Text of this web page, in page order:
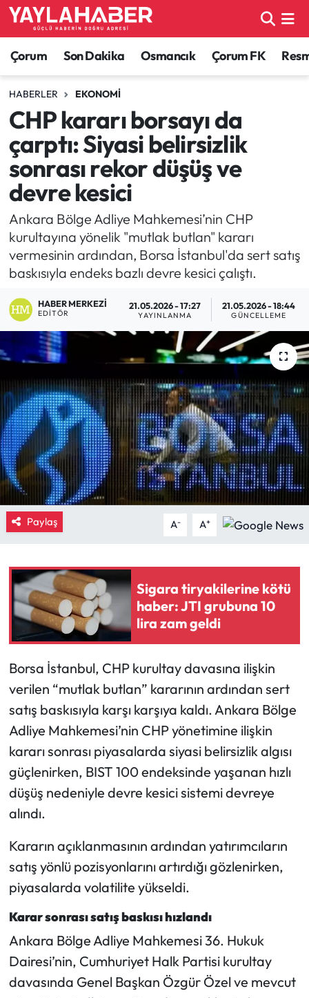
Çorum Son Dakika Osmancık Çorum FK
HABERLER EKONOMI
CHP kararı borsayı da
çarptı: Siyasi belirsizlik
sonrası rekor düşüş ve
devre kesici
Ankara Bölge Adliye Mahkemesi’nin CHP
kurultayına yönelik "mutlak butlan" kararı
vermesinin ardından, Borsa İstanbul'da sert satış
baskısıyla endeks bazlı devre kesici çalıştı.
HABER MERKEZI
EDITÖR
21.05.2026 - 17:27
YAYINLANMA
21.05.2026 - 18:44
GÜNCELLEME
Paylaş A- A+
Sigara tiryakilerine kötü
haber: JTI grubuna 10
lira zam geldi
Borsa İstanbul, CHP kurultay davasına ilişkin
verilen “mutlak butlan” kararının ardından sert
satış baskısıyla karşı karşıya kaldı. Ankara Bölge
Adliye Mahkemesi’nin CHP yönetimine ilişkin
kararı sonrası piyasalarda siyasi belirsizlik algısı
güçlenirken, BIST 100 endeksinde yaşanan hızlı
düşüş nedeniyle devre kesici sistemi devreye
alındı.
Kararın açıklanmasının ardından yatırımcıların
satış yönlü pozisyonlarını artırdığı gözlenirken,
piyasalarda volatilite yükseldi.
Karar sonrası satış baskısı hızlandı
Ankara Bölge Adliye Mahkemesi 36. Hukuk
Dairesi’nin, Cumhuriyet Halk Partisi kurultay
davasında Genel Başkan Özgür Özel ve mevcut
Alaca Haberleri
Bayat Haberleri
Bilgi - Keşfet Haberleri
Bilim ve Teknoloji
Boğazkale Haberleri
Çorum Haberleri
Çorum Son Dakika Haberleri
Dodurga Haberleri
Eğitim
Güncel
İskilip Haberleri
Kargı Haberleri
Kimdir?
Laçin Haberleri
Magazin
Oğuzlar Haberleri
Ortaköy Haberleri
Osmancık Haberleri
Otomotiv
Resmi Reklam
Siyaset
Spor
Çorum Nöbetçi Eczaneler
Çorum Hava Durumu
Çorum Namaz Vakitleri
Çorum Trafik Yoğunluk Haritası
TFF 1.Lig Puan Durumu ve Fikstür
Tüm Manşetler
Son Dakika Haberleri
Haber Arşivi